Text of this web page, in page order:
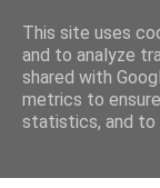
This site uses
and to analyze
shared with
metrics to
statistics, and to